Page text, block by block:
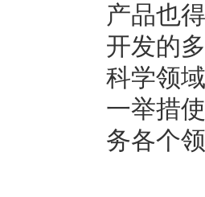
产品也
开发的
科学领
一举措
务各个